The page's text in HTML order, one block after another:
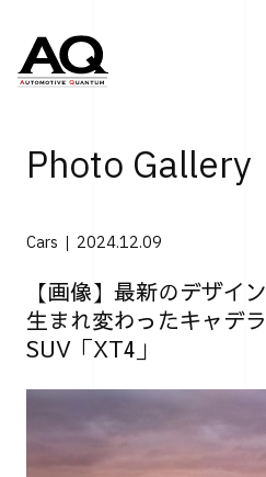
Photo Gallery
Cars 2024.12.09
【画像】最新のデザイ
生まれ変わったキャデ
SUV「XT4」